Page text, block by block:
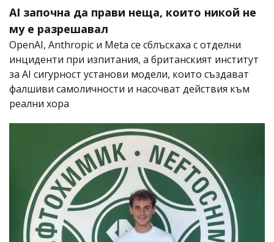
AI започна да прави неща, които никой не
му е разрешавал
OpenAI, Anthropic и Meta се сблъскаха с отделни
инциденти при изпитания, а британският институт
за AI сигурност установи модели, които създават
фалшиви самоличности и насочват действия към
реални хора